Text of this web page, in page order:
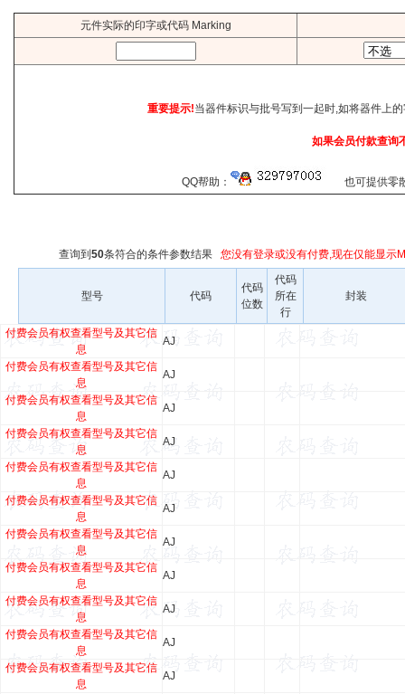
元件实际的印字或代码 Marking
重要提示!当器件标识与批号写到一起时,如将器件上
如果会员付款查询
QQ帮助： 也可提供零
查询到 50条符合的条件参数结果 您没有登录或没有付费,现在仅能显示
型号 代码
代码
位数
代码
所在
行
封装
付费会员有权查看型号及其它信
息
AJ
付费会员有权查看型号及其它信
息
AJ
付费会员有权查看型号及其它信
息
AJ
付费会员有权查看型号及其它信
息
AJ
付费会员有权查看型号及其它信
息
AJ
付费会员有权查看型号及其它信
息
AJ
付费会员有权查看型号及其它信
息
AJ
付费会员有权查看型号及其它信
息
AJ
付费会员有权查看型号及其它信
息
AJ
付费会员有权查看型号及其它信
息
AJ
付费会员有权查看型号及其它信
息
AJ